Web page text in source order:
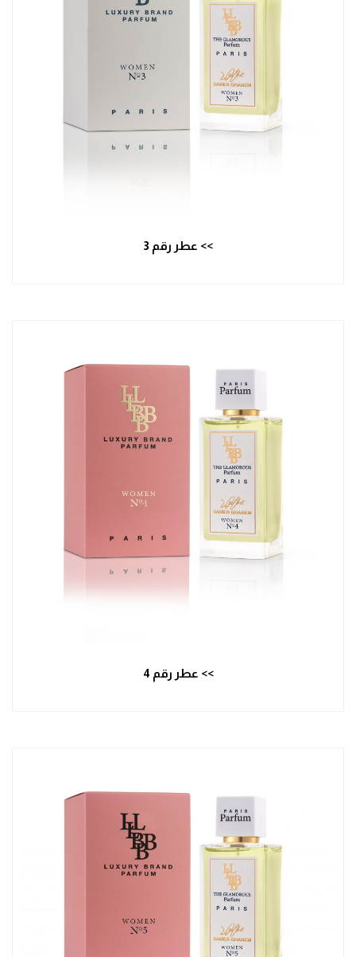
>> عطر رقم 3
>> عطر رقم 4